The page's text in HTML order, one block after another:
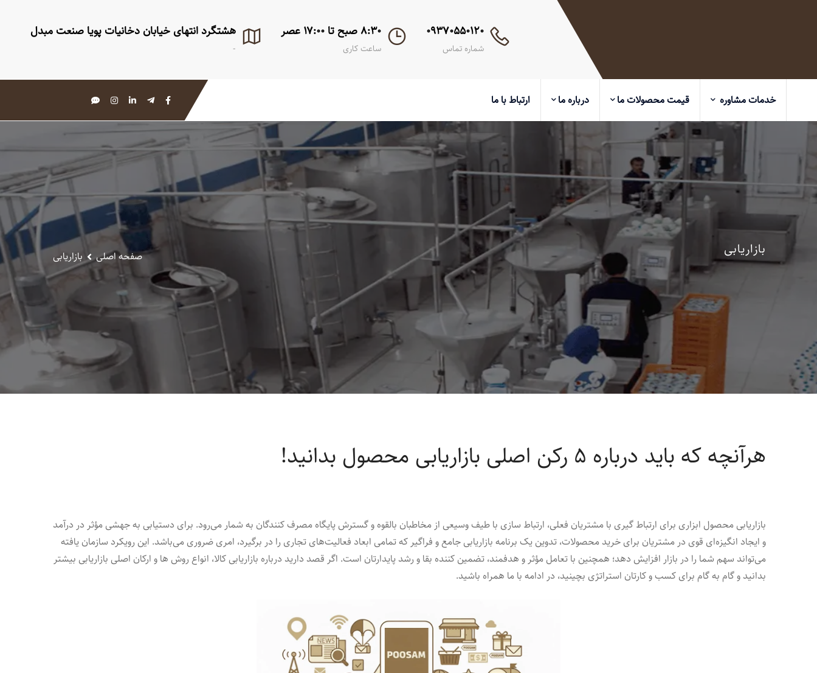
۰۹۳۷۰۵۵۰۱۲۰
شماره تماس
۸:۳۰ صبح تا ۱۷:۰۰ عصر
ساعت کاری
هشتگرد انتهای خیابان دخانیات پویا صنعت مبدل
-
خدمات مشاوره قیمت محصولات ما درباره ما ارتباط با ما
بازاریابی صفحه اصلی بازاریابی
هرآنچه که باید درباره ۵ رکن اصلی بازاریابی محصول بدانید!
بازاریابی محصول ابزاری برای ارتباط‌ گیری با مشتریان فعلی، ارتباط سازی با طیف وسیعی از مخاطبان بالقوه و گسترش پایگاه مصرف ‌کنندگان به شمار می‌رود. برای دستیابی به جهشی مؤثر در درآمد
و ایجاد انگیزه‌ای قوی در مشتریان برای خرید محصولات، تدوین یک برنامه بازاریابی جامع و فراگیر که تمامی ابعاد فعالیت‌های تجاری را در برگیرد، امری ضروری می‌باشد. این رویکرد سازمان‌ یافته
می‌تواند سهم شما را در بازار افزایش ‌دهد؛ همچنین با تعامل مؤثر و هدفمند، تضمین ‌کننده بقا و رشد پایدارتان است. اگر قصد دارید درباره بازاریابی کالا، انواع روش ها و ارکان اصلی بازاریابی بیشتر
بدانید و گام به گام برای کسب و کارتان استراتژی بچینید، در ادامه با ما همراه باشید.